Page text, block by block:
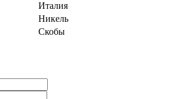
Италия
Никель
Скобы